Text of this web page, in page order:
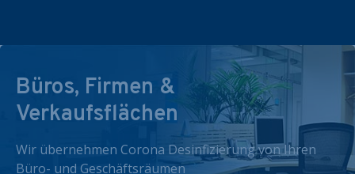
Büros, Firmen &
Verkaufsflächen
Wir übernehmen Corona Desinfizierung von Ihren
Büro- und Geschäftsräumen